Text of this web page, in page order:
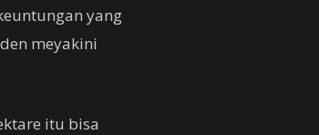
yang
meyakini
itu bisa